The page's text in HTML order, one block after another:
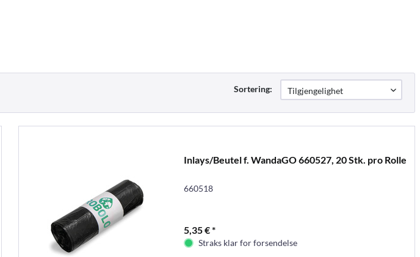
Sortering:
Inlays/Beutel f. WandaGO 660527, 20 Stk. pro Rolle
660518
5,35 € *
Straks klar for forsendelse